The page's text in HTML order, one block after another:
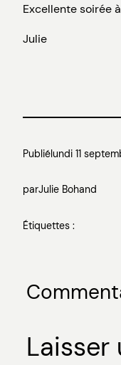
Excellente soirée
Julie
Publiélundi 11
parJulie Bohand
Étiquettes :
Laisser